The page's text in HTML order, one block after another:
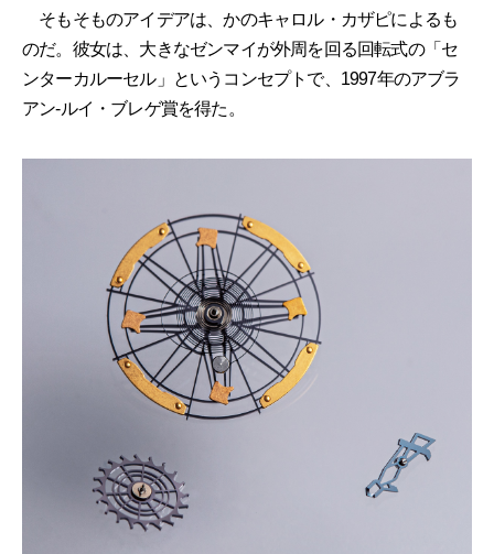
そもそものアイデアは、かのキャロル・カザピによるも
のだ。彼女は、大きなゼンマイが外周を回る回転式の「セ
ンターカルーセル」というコンセプトで、1997年のアブラ
アン-ルイ・ブレゲ賞を得た。